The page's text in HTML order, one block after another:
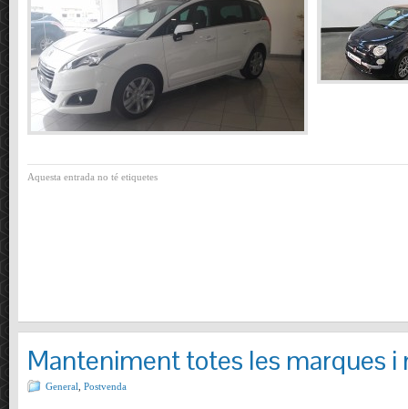
Aquesta entrada no té etiquetes
Manteniment totes les marques i
General Postvenda